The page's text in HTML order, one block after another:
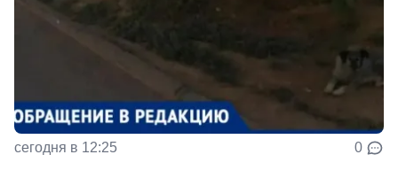
сегодня в 12:25 0